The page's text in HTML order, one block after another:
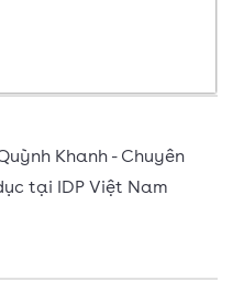
Khanh - Chuyên
tại IDP Việt Nam